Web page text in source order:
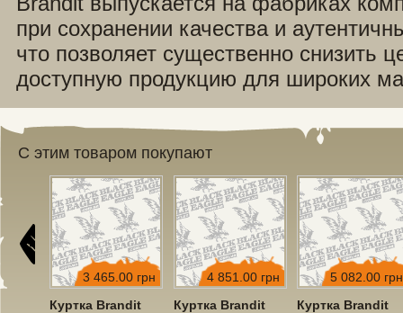
при сохранении качества и
что позволяет существенно снизить
доступную продукцию для широких
С этим товаром покупают
грн
3 465.00 грн
Куртка Brandit
4 851.00 грн
Куртка Brandit
5 082.00 грн
Куртка Brandit